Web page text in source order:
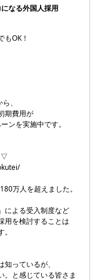
なる外国人採用
もOK！
、
期費用が
ンを実施中です。
▽
万人を超えました。
による受入制度など
用を検討することは
っているが、
と感じている皆さま